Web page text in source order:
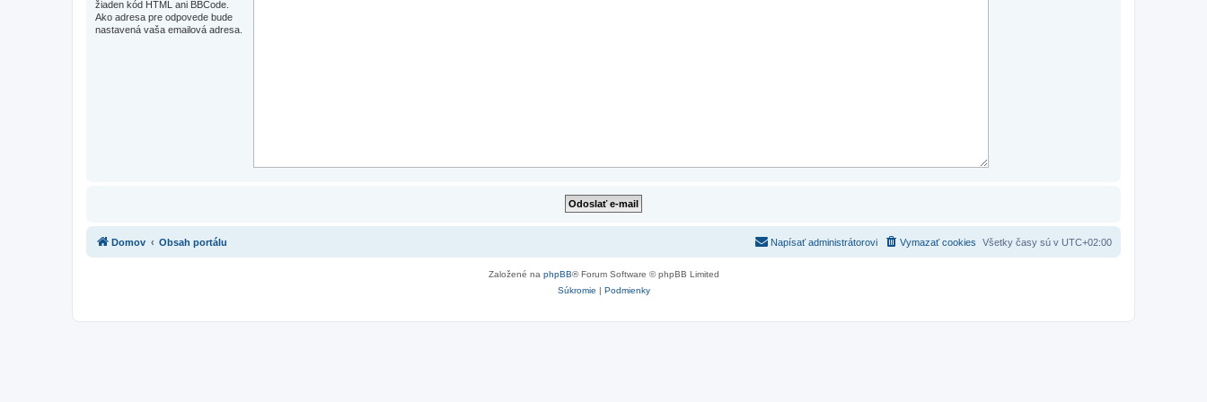
žiaden kód HTML ani BBCode.
Ako adresa pre odpovede bude
nastavená vaša emailová adresa.
Domov Obsah portálu Všetky časy sú v UTC+02:00
Vymazať cookies
Napísať administrátorovi
Založené na phpBB® Forum Software © phpBB Limited
Súkromie | Podmienky